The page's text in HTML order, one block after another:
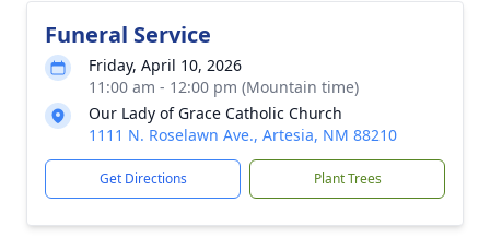
Funeral Service
Friday, April 10, 2026
11:00 am - 12:00 pm (Mountain time)
Our Lady of Grace Catholic Church
1111 N. Roselawn Ave., Artesia, NM 88210
Get Directions Plant Trees